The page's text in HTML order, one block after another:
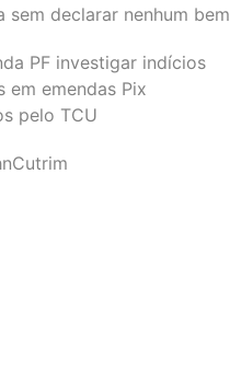
sem declarar nenhum bem
PF investigar indícios
em emendas Pix
pelo TCU